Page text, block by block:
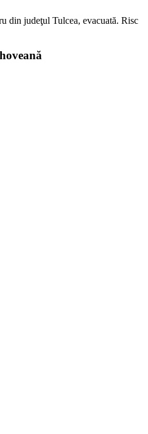
din judeţul Tulcea, evacuată. Risc